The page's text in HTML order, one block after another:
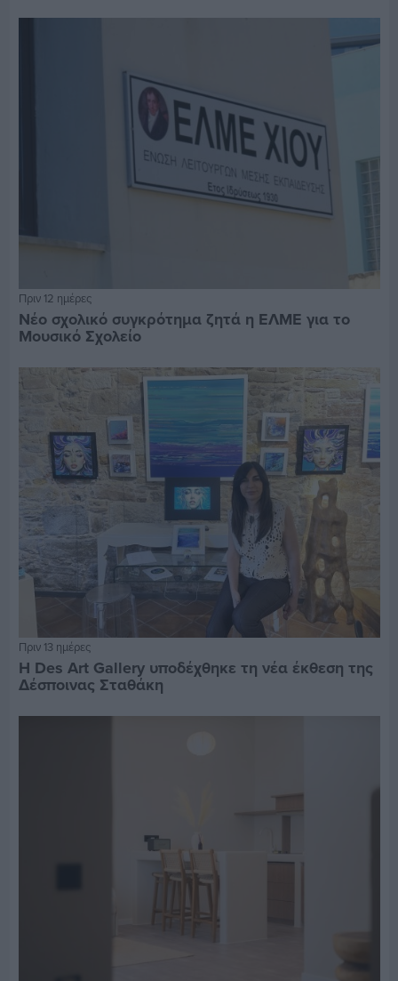
Πριν 12 ημέρες
Νέο σχολικό συγκρότημα ζητά η ΕΛΜΕ για το
Μουσικό Σχολείο
Πριν 13 ημέρες
Η Des Art Gallery υποδέχθηκε τη νέα έκθεση της
Δέσποινας Σταθάκη